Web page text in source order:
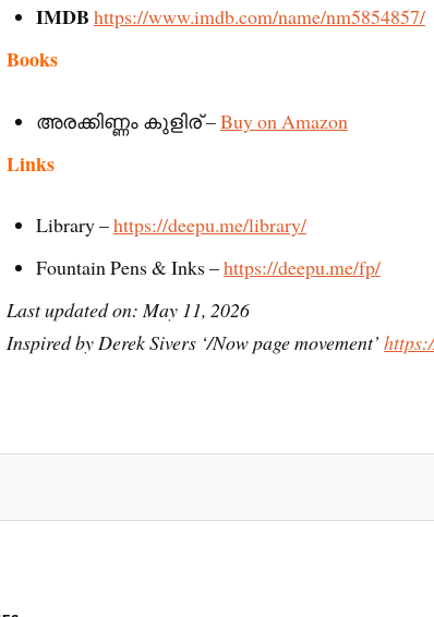
IMDB https://www.imdb.com/name/nm5854857/
Books
അരക്കിണ്ണം കുളിര് –Buy on Amazon
Links
Library –https://deepu.me/library/
Fountain Pens & Inks –https://deepu.me/fp/
Last updated on: May 11, 2026
Inspired by Derek Sivers ‘/Now page movement’